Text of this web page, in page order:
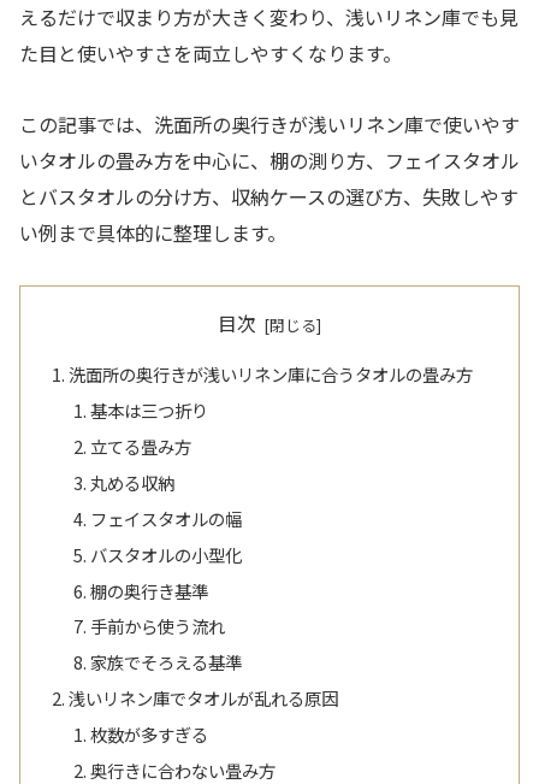
えるだけで収まり方が大きく変わり、浅いリネン庫でも見
た目と使いやすさを両立しやすくなります。
この記事では、洗面所の奥行きが浅いリネン庫で使いやす
いタオルの畳み方を中心に、棚の測り方、フェイスタオル
とバスタオルの分け方、収納ケースの選び方、失敗しやす
い例まで具体的に整理します。
目次
洗面所の奥行きが浅いリネン庫に合うタオルの畳み方
基本は三つ折り
立てる畳み方
丸める収納
フェイスタオルの幅
バスタオルの小型化
棚の奥行き基準
手前から使う流れ
家族でそろえる基準
浅いリネン庫でタオルが乱れる原因
枚数が多すぎる
奥行きに合わない畳み方